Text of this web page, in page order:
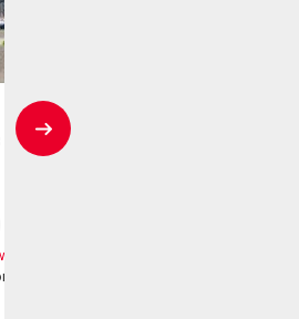
Maison
CAC , 2
Street
ON